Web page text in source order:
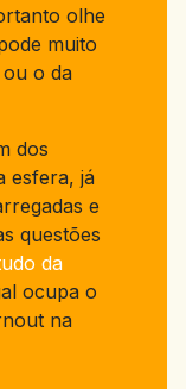
olhe
muito
o da
dos
esfera, já
e
questões
da
ocupa o
na